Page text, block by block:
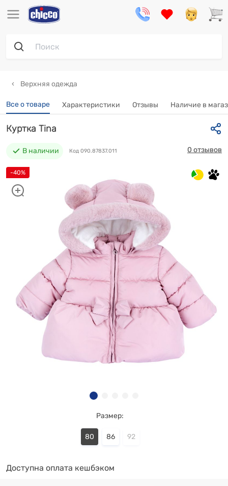
Верхняя одежда
Все о товаре Характеристики Отзывы Наличие в
-40%
Куртка Tina
В наличии Код 090.87837.011 0 отзывов
Размер:
80 86 92
Доступна оплата кешбэком